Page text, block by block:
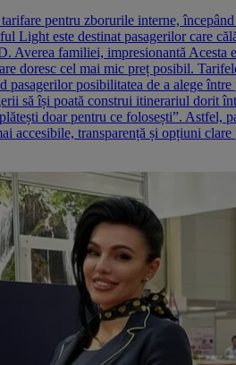
pentru zborurile interne,
Light este destinat pasagerilor care
Averea familiei, impresionantă
doresc cel mai mic preț posibil.
posibilitatea de a alege
să își poată construi itinerariul
doar pentru ce folosești”. Astfel,
accesibile, transparență și opțiuni